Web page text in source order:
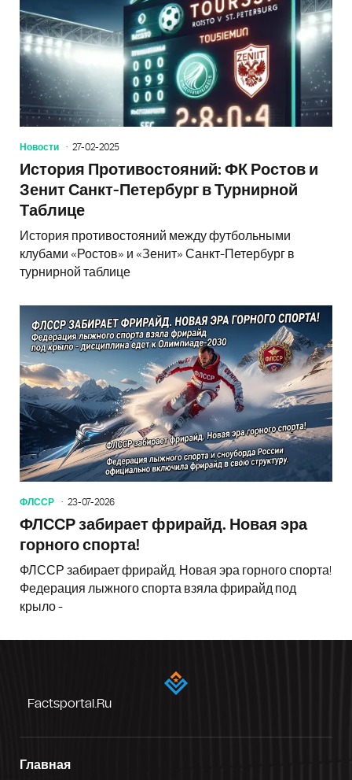
Новости 27-02-2025
История Противостояний: ФК Ростов и
Зенит Санкт-Петербург в Турнирной
Таблице
История противостояний между футбольными
клубами «Ростов» и «Зенит» Санкт-Петербург в
турнирной таблице
ФЛССР 23-07-2026
ФЛССР забирает фрирайд. Новая эра
горного спорта!
ФЛССР забирает фрирайд. Новая эра горного спорта!
Федерация лыжного спорта взяла фрирайд под
крыло -
Factsportal.ru
Главная